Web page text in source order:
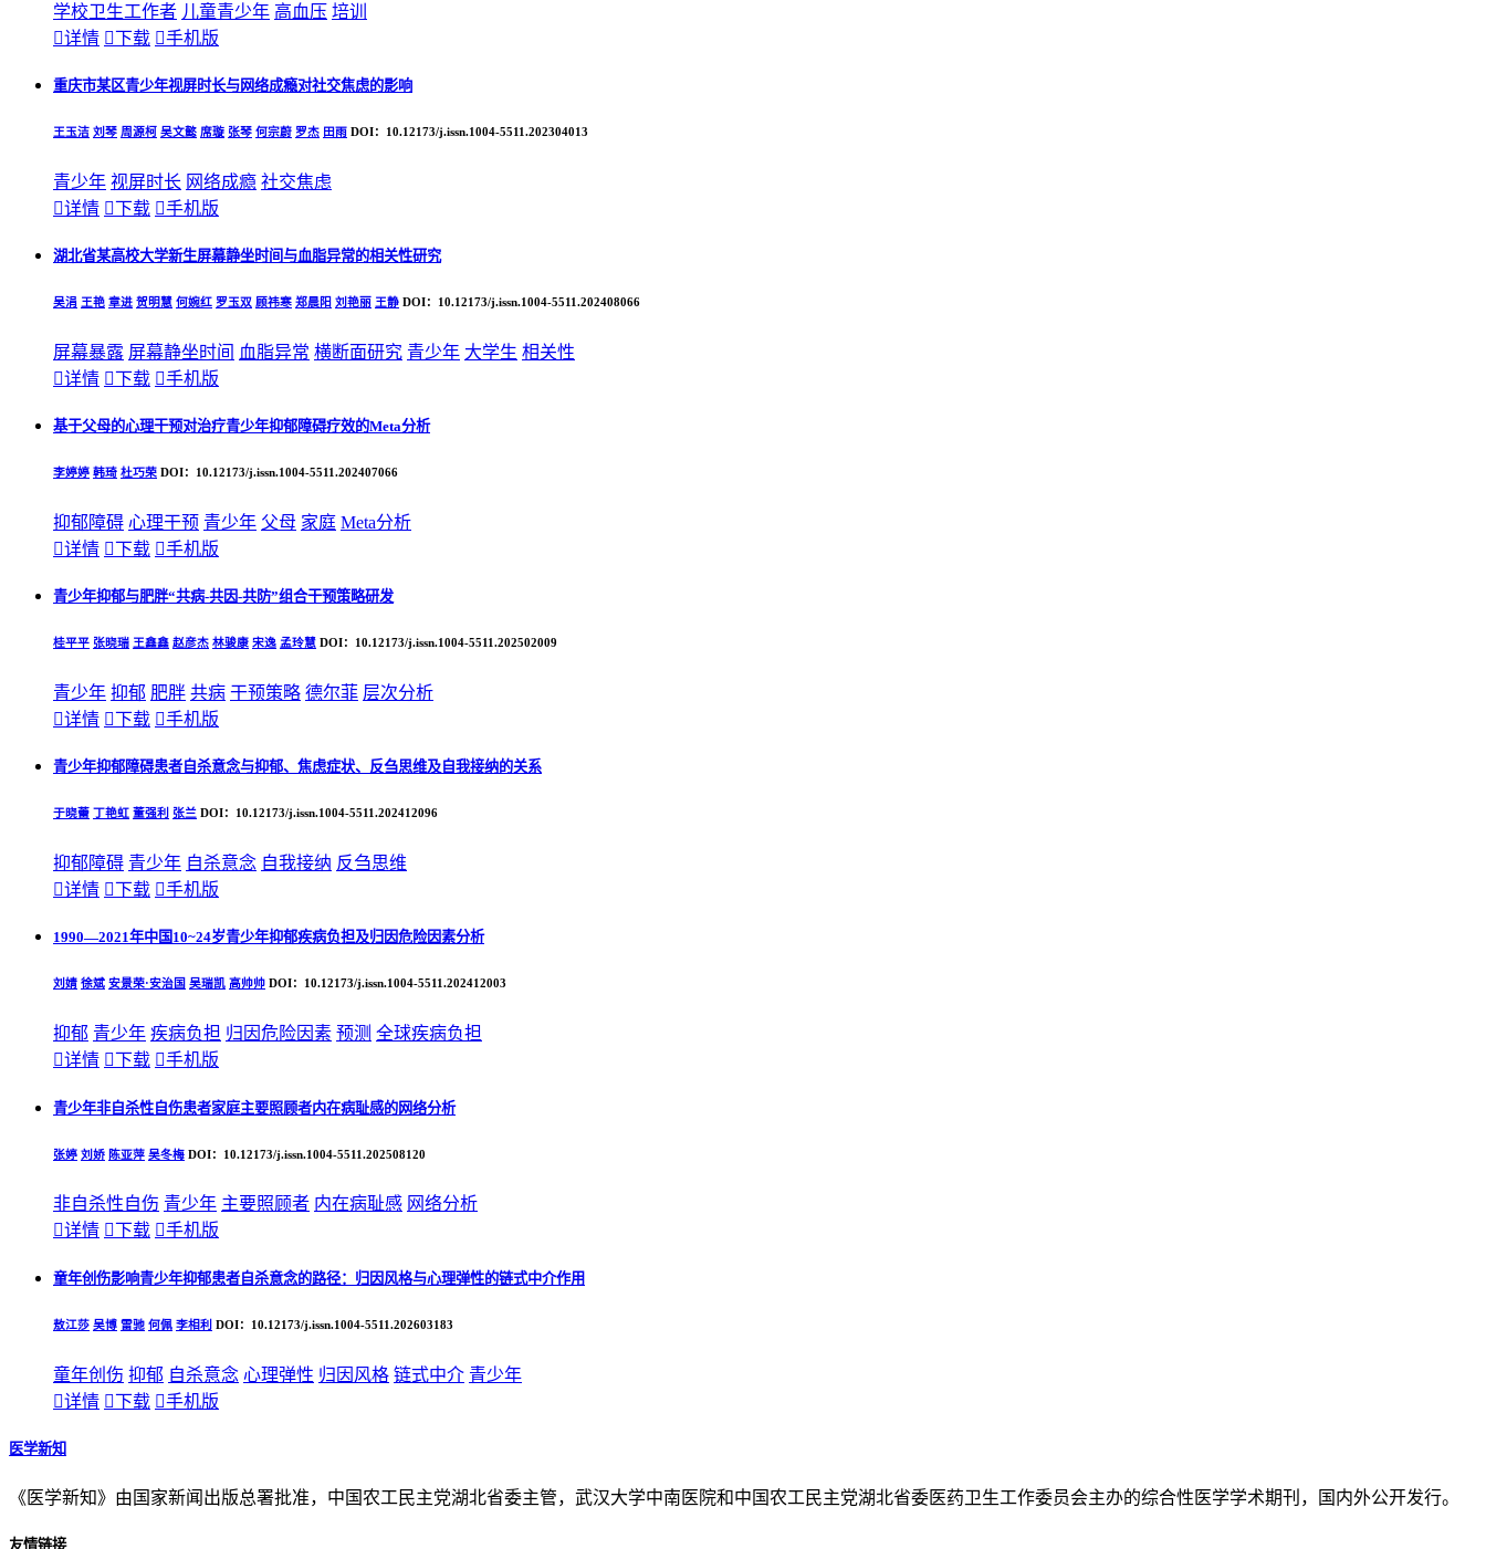
学校卫生工作者 儿童青少年 高血压 培训
详情 下载 手机版
重庆市某区青少年视屏时长与网络成瘾对社交焦虑的影响
王玉洁 刘琴 周源柯 吴文懿 席璇 张琴 何宗蔚 罗杰 田雨 DOI：10.12173/j.issn.1004-5511.202304013
青少年 视屏时长 网络成瘾 社交焦虑
详情 下载 手机版
湖北省某高校大学新生屏幕静坐时间与血脂异常的相关性研究
吴涓 王艳 章进 贺明慧 何婉红 罗玉双 顾祎寒 郑晨阳 刘艳丽 王静 DOI：10.12173/j.issn.1004-5511.202408066
屏幕暴露 屏幕静坐时间 血脂异常 横断面研究 青少年 大学生 相关性
详情 下载 手机版
基于父母的心理干预对治疗青少年抑郁障碍疗效的Meta分析
李婷婷 韩琦 杜巧荣 DOI：10.12173/j.issn.1004-5511.202407066
抑郁障碍 心理干预 青少年 父母 家庭 Meta分析
详情 下载 手机版
青少年抑郁与肥胖“共病-共因-共防”组合干预策略研发
桂平平 张晓瑞 王鑫鑫 赵彦杰 林骏康 宋逸 孟玲慧 DOI：10.12173/j.issn.1004-5511.202502009
青少年 抑郁 肥胖 共病 干预策略 德尔菲 层次分析
详情 下载 手机版
青少年抑郁障碍患者自杀意念与抑郁、焦虑症状、反刍思维及自我接纳的关系
于晓蕾 丁艳虹 董强利 张兰 DOI：10.12173/j.issn.1004-5511.202412096
抑郁障碍 青少年 自杀意念 自我接纳 反刍思维
详情 下载 手机版
1990—2021年中国10~24岁青少年抑郁疾病负担及归因危险因素分析
刘婧 徐斌 安景荣·安治国 吴瑞凯 高帅帅 DOI：10.12173/j.issn.1004-5511.202412003
抑郁 青少年 疾病负担 归因危险因素 预测 全球疾病负担
详情 下载 手机版
青少年非自杀性自伤患者家庭主要照顾者内在病耻感的网络分析
张婷 刘娇 陈亚萍 吴冬梅 DOI：10.12173/j.issn.1004-5511.202508120
非自杀性自伤 青少年 主要照顾者 内在病耻感 网络分析
详情  下载 手机版
童年创伤影响青少年抑郁患者自杀意念的路径：归因风格与心理弹性的链式中介作用
敖江莎 吴博 雷驰 何佩 李相利 DOI：10.12173/j.issn.1004-5511.202603183
童年创伤 抑郁 自杀意念 心理弹性 归因风格 链式中介 青少年
详情 下载 手机版
医学新知
《医学新知》由国家新闻出版总署批准，中国农工民主党湖北省委主管，武汉大学中南医院和中国农工民主党湖北省委医药卫生工作委员会主办的综合性医学学术期刊，国内外公开发行。
友情链接